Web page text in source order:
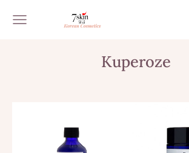
Kuperoze